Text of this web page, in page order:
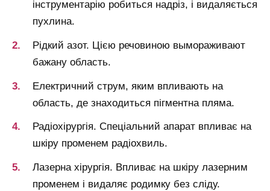
інструментарію робиться надріз, і видаляється
пухлина.
Рідкий азот. Цією речовиною вымораживают
бажану область.
Електричний струм, яким впливають на
область, де знаходиться пігментна пляма.
Радіохірургія. Спеціальний апарат впливає на
шкіру променем радіохвиль.
Лазерна хірургія. Впливає на шкіру лазерним
променем і видаляє родимку без сліду.